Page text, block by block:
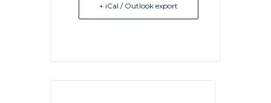
+ iCal / Outlook export